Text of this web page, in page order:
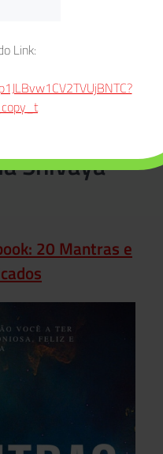
Shivaya
20 Mantras e
Link: